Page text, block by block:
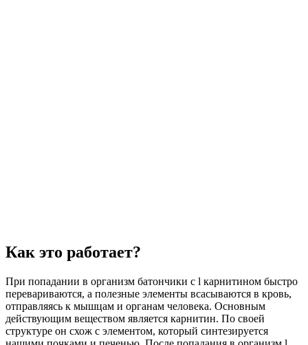
Как это работает?
При попадании в организм батончики с l карнитином быстро
перевариваются, а полезные элементы всасываются в кровь,
отправляясь к мышцам и органам человека. Основным
действующим веществом является карнитин. По своей
структуре он схож с элементом, который синтезируется